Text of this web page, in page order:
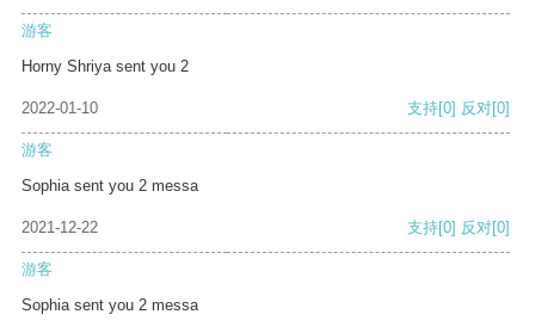
游客
Horny Shriya sent you 2
2022-01-10 支持[0] 反对[0]
游客
Sophia sent you 2 messa
2021-12-22 支持[0] 反对[0]
游客
Sophia sent you 2 messa